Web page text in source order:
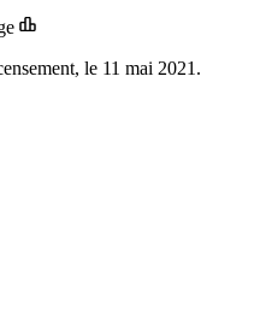
le 11 mai 2021.